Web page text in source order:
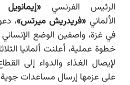
الرئيس الفرنسي «
الألماني «فريدريش ميرتس»،
في غزة، واصفين الوضع
خطوة عملية، أعلنت ألمانيا
لإيصال الغذاء والدواء إلى
على عزمها إرسال مساعدات جوية